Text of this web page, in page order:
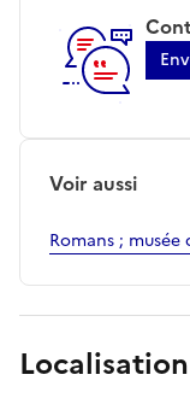
Voir aussi
Romans ; musée
Localisation